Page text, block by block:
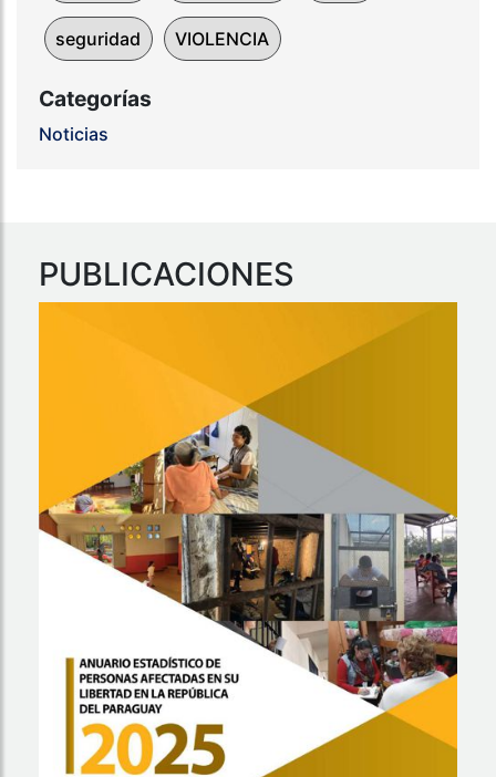
seguridad VIOLENCIA
Categorías
Noticias
PUBLICACIONES